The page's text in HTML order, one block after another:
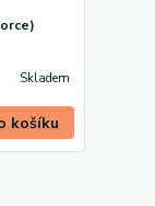
Skladem
košíku